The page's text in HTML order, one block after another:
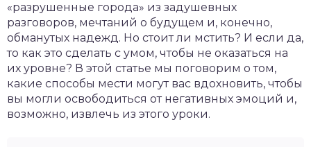
«разрушенные города» из задушевных
разговоров, мечтаний о будущем и, конечно,
обманутых надежд. Но стоит ли мстить? И если да,
то как это сделать с умом, чтобы не оказаться на
их уровне? В этой статье мы поговорим о том,
какие способы мести могут вас вдохновить, чтобы
вы могли освободиться от негативных эмоций и,
возможно, извлечь из этого уроки.